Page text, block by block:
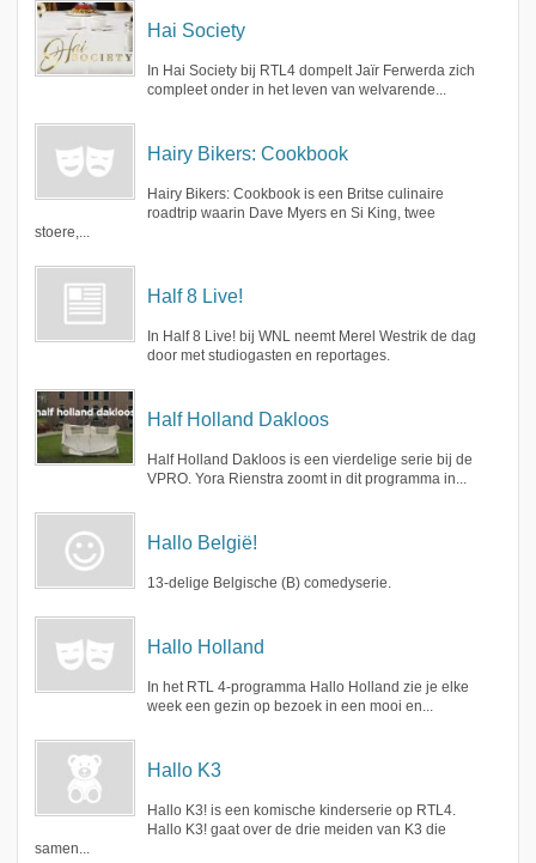
Hai Society
In Hai Society bij RTL4 dompelt Jaïr Ferwerda zich
compleet onder in het leven van welvarende...
Hairy Bikers: Cookbook
Hairy Bikers: Cookbook is een Britse culinaire
roadtrip waarin Dave Myers en Si King, twee
stoere,...
Half 8 Live!
In Half 8 Live! bij WNL neemt Merel Westrik de dag
door met studiogasten en reportages.
Half Holland Dakloos
Half Holland Dakloos is een vierdelige serie bij de
VPRO. Yora Rienstra zoomt in dit programma in...
Hallo België!
13-delige Belgische (B) comedyserie.
Hallo Holland
In het RTL 4-programma Hallo Holland zie je elke
week een gezin op bezoek in een mooi en...
Hallo K3
Hallo K3! is een komische kinderserie op RTL4.
Hallo K3! gaat over de drie meiden van K3 die
samen...